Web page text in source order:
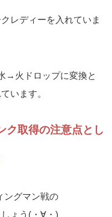
レディーを入れていま
→火ドロップに変換と
います。
ク取得の注意点とし
ングマン戦の
ょう(・∀・)